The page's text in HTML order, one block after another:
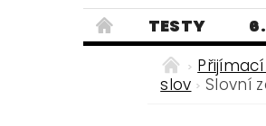
TESTY
PRAVOPIS
E-SHOP 2
slov
Slovní